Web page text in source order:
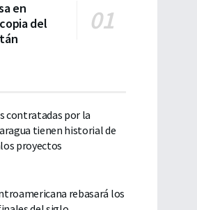
en
del
contratadas por la
tienen historial de
proyectos
rebasará los